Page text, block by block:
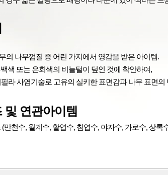
의 나무껍질 중 어린 가지에서 영감을 받은 아이템.
색 또는 은회색의 비늘털이 덮인 것에 착안하여,
라 사염기술로 고유의 실키한 표면감과나무 표면의
및 연관아이템
(만천수, 월계수, 활엽수, 침엽수, 야자수, 가로수, 상록